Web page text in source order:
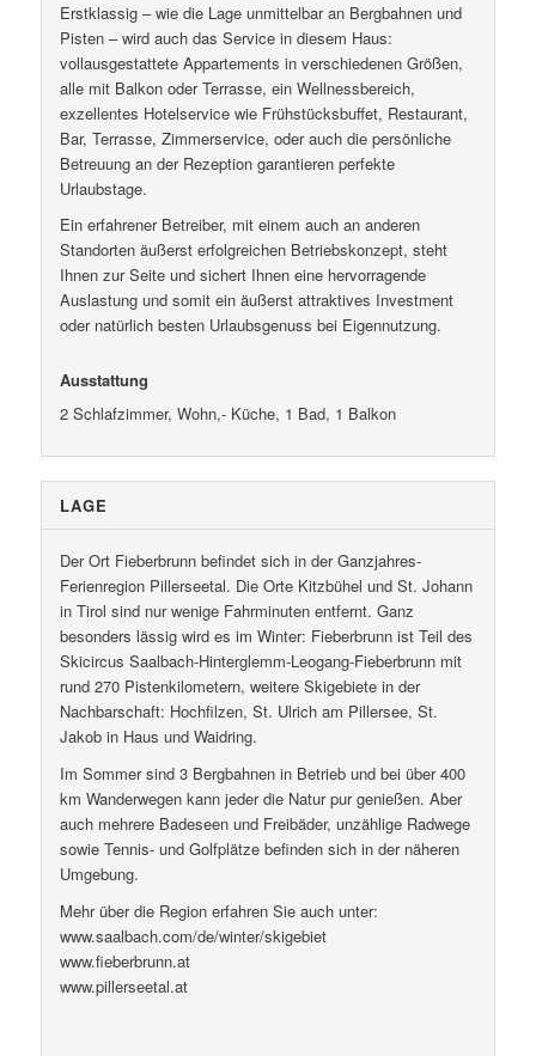
Erstklassig – wie die Lage unmittelbar an Bergbahnen und
Pisten – wird auch das Service in diesem Haus:
vollausgestattete Appartements in verschiedenen Größen,
alle mit Balkon oder Terrasse, ein Wellnessbereich,
exzellentes Hotelservice wie Frühstücksbuffet, Restaurant,
Bar, Terrasse, Zimmerservice, oder auch die persönliche
Betreuung an der Rezeption garantieren perfekte
Urlaubstage.
Ein erfahrener Betreiber, mit einem auch an anderen
Standorten äußerst erfolgreichen Betriebskonzept, steht
Ihnen zur Seite und sichert Ihnen eine hervorragende
Auslastung und somit ein äußerst attraktives Investment
oder natürlich besten Urlaubsgenuss bei Eigennutzung.
Ausstattung
2 Schlafzimmer, Wohn,- Küche, 1 Bad, 1 Balkon
LAGE
Der Ort Fieberbrunn befindet sich in der Ganzjahres-
Ferienregion Pillerseetal. Die Orte Kitzbühel und St. Johann
in Tirol sind nur wenige Fahrminuten entfernt. Ganz
besonders lässig wird es im Winter: Fieberbrunn ist Teil des
Skicircus Saalbach-Hinterglemm-Leogang-Fieberbrunn mit
rund 270 Pistenkilometern, weitere Skigebiete in der
Nachbarschaft: Hochfilzen, St. Ulrich am Pillersee, St.
Jakob in Haus und Waidring.
Im Sommer sind 3 Bergbahnen in Betrieb und bei über 400
km Wanderwegen kann jeder die Natur pur genießen. Aber
auch mehrere Badeseen und Freibäder, unzählige Radwege
sowie Tennis- und Golfplätze befinden sich in der näheren
Umgebung.
Mehr über die Region erfahren Sie auch unter:
www.saalbach.com/de/winter/skigebiet
www.fieberbrunn.at
www.pillerseetal.at